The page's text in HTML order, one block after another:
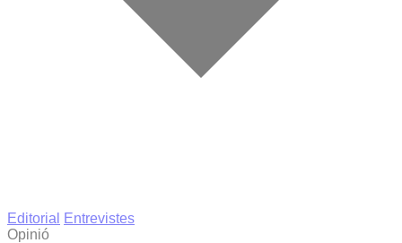
Editorial
Entrevistes
Opinió